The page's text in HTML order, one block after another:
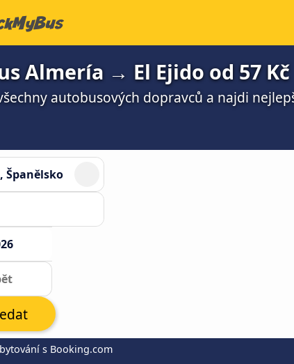
Almería → El Ejido od 57 Kč
autobusových dopravců a najdi
s Booking.com